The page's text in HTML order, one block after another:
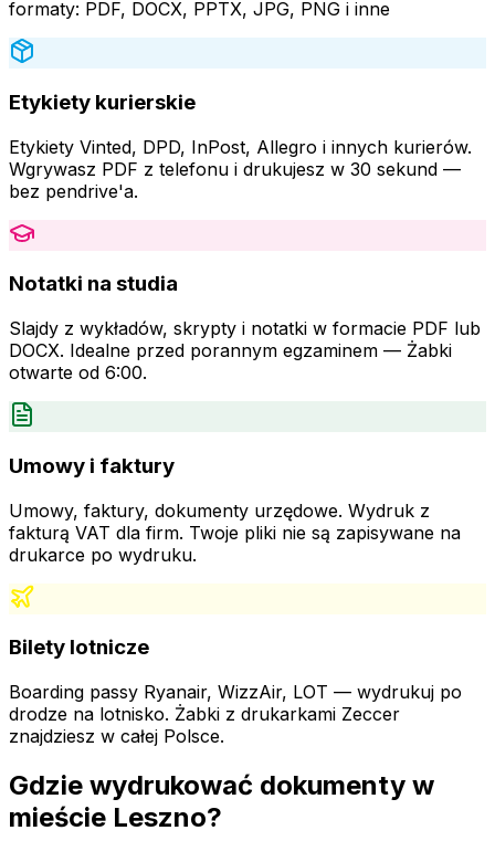
formaty: PDF, DOCX, PPTX, JPG, PNG i inne
Etykiety kurierskie
Etykiety Vinted, DPD, InPost, Allegro i innych kurierów.
Wgrywasz PDF z telefonu i drukujesz w 30 sekund —
bez pendrive'a.
Notatki na studia
Slajdy z wykładów, skrypty i notatki w formacie PDF lub
DOCX. Idealne przed porannym egzaminem — Żabki
otwarte od 6:00.
Umowy i faktury
Umowy, faktury, dokumenty urzędowe. Wydruk z
fakturą VAT dla firm. Twoje pliki nie są zapisywane na
drukarce po wydruku.
Bilety lotnicze
Boarding passy Ryanair, WizzAir, LOT — wydrukuj po
drodze na lotnisko. Żabki z drukarkami Zeccer
znajdziesz w całej Polsce.
Gdzie wydrukować dokumenty w
mieście Leszno?